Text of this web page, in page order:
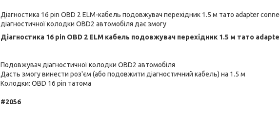
Діагностика 16 pin OBD 2 ELM-кабель подовжувач перехідник 1.5 м тато adapter
діагностичної колодки OBD2 автомобіля дає змогу
Діагностика 16 pin OBD 2 ELM кабель подовжувач перехідник 1.5 м тато
Подовжувач діагностичної колодки OBD2 автомобіля
Дасть змогу винести роз'єм (або подовжити діагностичний кабель) на 1.5 м
Колодки: OBD 16 pin татома
#2056